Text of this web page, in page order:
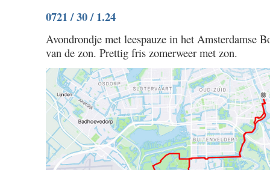
/
1.24
0721 / 30 / 1.24
Avondrondje met leespauze in het Amsterdamse
van de zon. Prettig fris zomerweer met zon.